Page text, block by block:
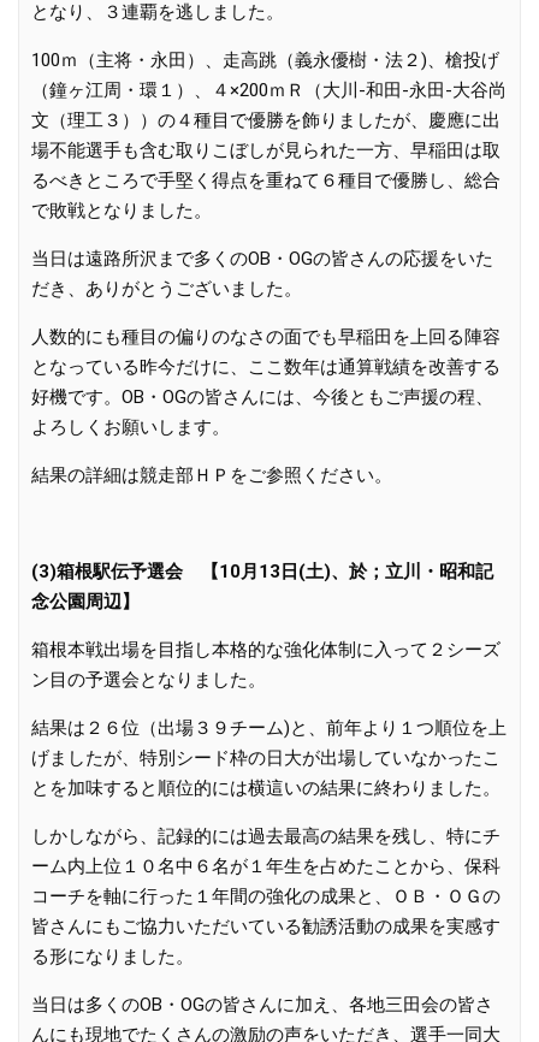
となり、３連覇を逃しました。
100ｍ（主将・永田）、走高跳（義永優樹・法２)、槍投げ
（鐘ヶ江周・環１）、４×200ｍＲ（大川-和田-永田-大谷尚
文（理工３））の４種目で優勝を飾りましたが、慶應に出
場不能選手も含む取りこぼしが見られた一方、早稲田は取
るべきところで手堅く得点を重ねて６種目で優勝し、総合
で敗戦となりました。
当日は遠路所沢まで多くのOB・OGの皆さんの応援をいた
だき、ありがとうございました。
人数的にも種目の偏りのなさの面でも早稲田を上回る陣容
となっている昨今だけに、ここ数年は通算戦績を改善する
好機です。OB・OGの皆さんには、今後ともご声援の程、
よろしくお願いします。
結果の詳細は競走部ＨＰをご参照ください。
(3)箱根駅伝予選会 【10月13日(土)、於；立川・昭和記
念公園周辺】
箱根本戦出場を目指し本格的な強化体制に入って２シーズ
ン目の予選会となりました。
結果は２６位（出場３９チーム)と、前年より１つ順位を上
げましたが、特別シード枠の日大が出場していなかったこ
とを加味すると順位的には横這いの結果に終わりました。
しかしながら、記録的には過去最高の結果を残し、特にチ
ーム内上位１０名中６名が１年生を占めたことから、保科
コーチを軸に行った１年間の強化の成果と、ＯＢ・ＯＧの
皆さんにもご協力いただいている勧誘活動の成果を実感す
る形になりました。
当日は多くのOB・OGの皆さんに加え、各地三田会の皆さ
んにも現地でたくさんの激励の声をいただき、選手一同大